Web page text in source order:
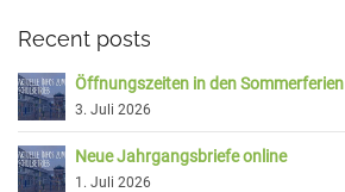
Recent posts
Öffnungszeiten in den Sommerferien
3. Juli 2026
Neue Jahrgangsbriefe online
1. Juli 2026